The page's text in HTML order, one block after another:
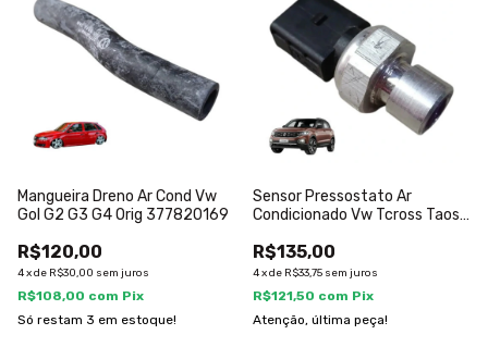
Mangueira Dreno Ar Cond Vw
Gol G2 G3 G4 Orig 377820169
R$120,00
4xde R$30,00 sem juros
R$108,00 com Pix
Só restam 3 em estoque!
Sensor Pressostato Ar
Condicionado Vw Tcross Taos
R$135,00
4xde R$33,75 sem juros
R$121,50 com Pix
Atenção, última peça!